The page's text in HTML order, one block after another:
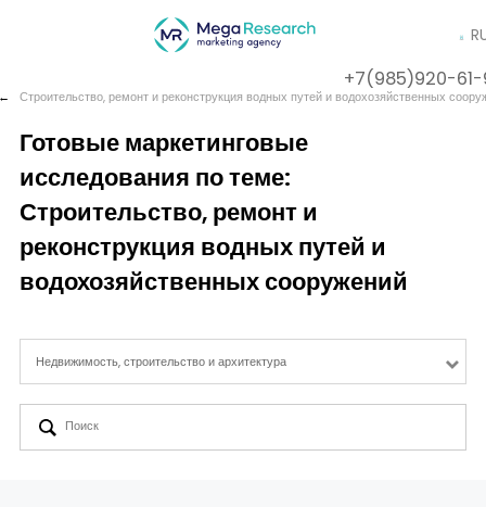
Company
Services
Contact us
+7(985)920-
Строительство, ремонт и реконструкция водных путей и водохозяйственных
Готовые маркетинговые
исследования по теме:
Строительство, ремонт и
реконструкция водных путей и
водохозяйственных сооружений
Недвижимость, строительство и архитектура